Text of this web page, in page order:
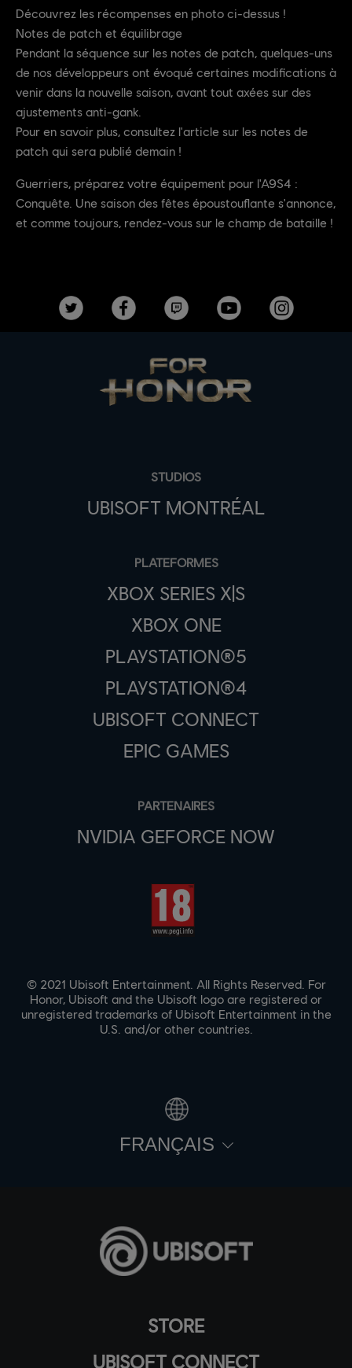
Découvrez les récompenses en photo ci-dessus !
Notes de patch et équilibrage
Pendant la séquence sur les notes de patch, quelques-uns
de nos développeurs ont évoqué certaines modifications à
venir dans la nouvelle saison, avant tout axées sur des
ajustements anti-gank.
Pour en savoir plus, consultez l'article sur les notes de
patch qui sera publié demain !
Guerriers, préparez votre équipement pour l'A9S4 :
Conquête. Une saison des fêtes époustouflante s'annonce,
et comme toujours, rendez-vous sur le champ de bataille !
STORE
UBISOFT CONNECT
STUDIOS
UBISOFT MONTRÉAL
PLATEFORMES
XBOX SERIES X|S
XBOX ONE
PLAYSTATION®5
PLAYSTATION®4
UBISOFT CONNECT
EPIC GAMES
PARTENAIRES
NVIDIA GEFORCE NOW
© 2021 Ubisoft Entertainment. All Rights Reserved. For
Honor, Ubisoft and the Ubisoft logo are registered or
unregistered trademarks of Ubisoft Entertainment in the
U.S. and/or other countries.
FRANÇAIS